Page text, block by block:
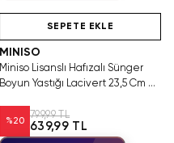
SEPETE EKLE
MINISO
Miniso Lisanslı Hafızalı Sünger
Boyun Yastığı Lacivert 23,5 Cm –
%20
799,99 TL
639,99 TL